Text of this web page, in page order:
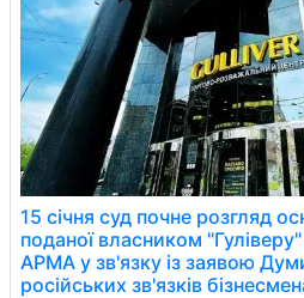
15 січня суд почне розгляд
поданої власником
АРМА у зв'язку із заявою
російських зв'язків